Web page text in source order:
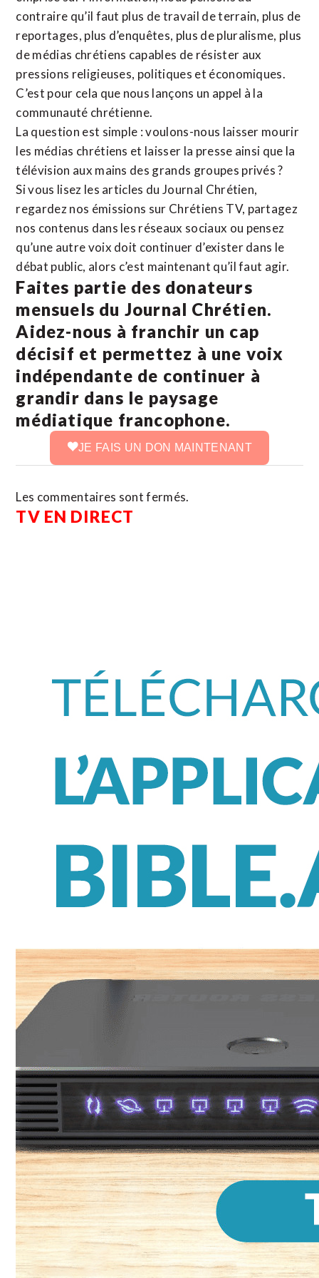
contraire qu’il faut plus de travail de terrain, plus de
reportages, plus d’enquêtes, plus de pluralisme, plus
de médias chrétiens capables de résister aux
pressions religieuses, politiques et économiques.
C’est pour cela que nous lançons un appel à la
communauté chrétienne.
La question est simple : voulons-nous laisser mourir
les médias chrétiens et laisser la presse ainsi que la
télévision aux mains des grands groupes privés ?
Si vous lisez les articles du Journal Chrétien,
regardez nos émissions sur Chrétiens TV, partagez
nos contenus dans les réseaux sociaux ou pensez
qu’une autre voix doit continuer d’exister dans le
débat public, alors c’est maintenant qu’il faut agir.
Faites partie des donateurs
mensuels du Journal Chrétien.
Aidez-nous à franchir un cap
décisif et permettez à une voix
indépendante de continuer à
grandir dans le paysage
médiatique francophone.
JE FAIS UN DON MAINTENANT
Les commentaires sont fermés.
TV EN DIRECT